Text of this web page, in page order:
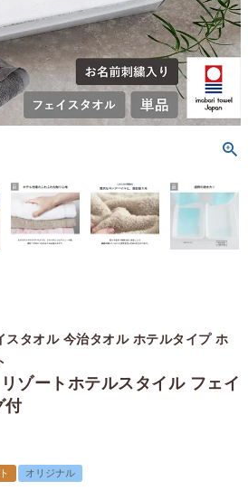
スタオル 今治タオル ホテルタイプ ホ
ゾートホテルスタイル フェイ
付
オリジナル